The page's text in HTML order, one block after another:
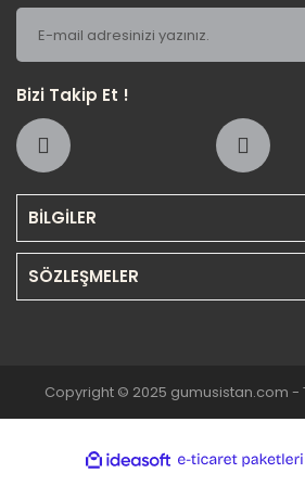
BİLGİLER
SÖZLEŞMELER
Bizi Takip Et !
Copyright © 2025 gumusistan.com -
ideasoft